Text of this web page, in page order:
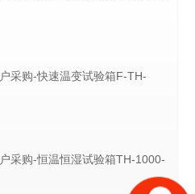
采购-快速温变试验箱F-TH-
采购-恒温恒湿试验箱TH-1000-